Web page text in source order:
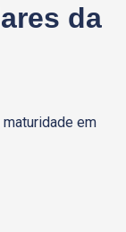
da
em